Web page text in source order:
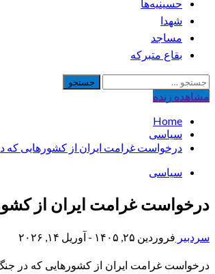
حسینیه‌ها
شهدا
مساجد
بقاع متبرکه
جستجو
برای:
مشاهده‌ زنده
Home
سیاسی
درخواست غرامت ایران از کشورهایی که
سیاسی
درخواست غرامت ایران از
سردبیر فروردین ۲۵, ۱۴۰۵ - آوریل ۱۴, ۲۰۲۶
درخواست غرامت ایران از کشورهایی که در